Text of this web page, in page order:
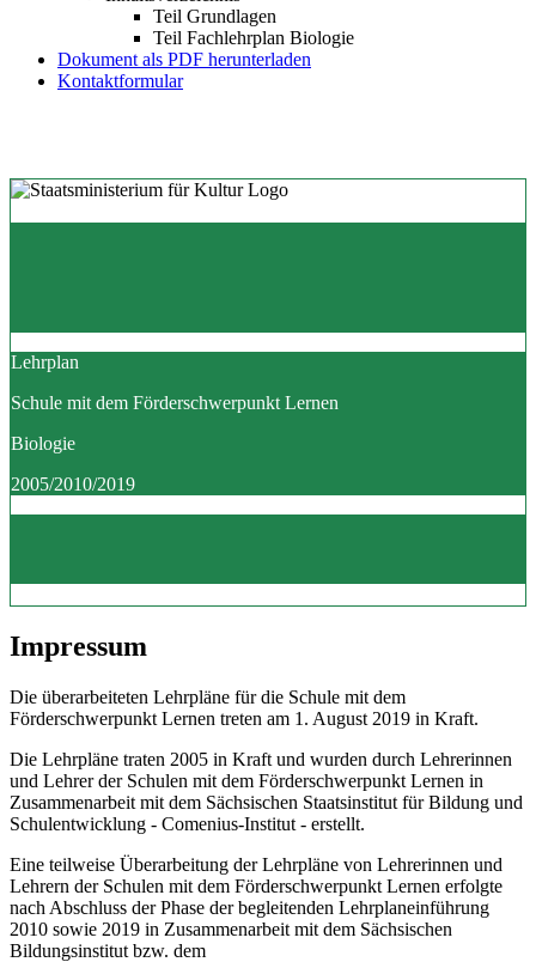
Teil Grundlagen
Teil Fachlehrplan Biologie
Dokument als PDF herunterladen
Kontaktformular
Lehrplan
Schule mit dem Förderschwerpunkt Lernen
Biologie
2005/2010/2019
Impressum
Die überarbeiteten Lehrpläne für die Schule mit dem
Förderschwerpunkt Lernen treten am 1. August 2019 in Kraft.
Die Lehrpläne traten 2005 in Kraft und wurden durch Lehrerinnen
und Lehrer der Schulen mit dem Förderschwerpunkt Lernen in
Zusammenarbeit mit dem Sächsischen Staatsinstitut für Bildung und
Schulentwicklung - Comenius-Institut - erstellt.
Eine teilweise Überarbeitung der Lehrpläne von Lehrerinnen und
Lehrern der Schulen mit dem Förderschwerpunkt Lernen erfolgte
nach Abschluss der Phase der begleitenden Lehrplaneinführung
2010 sowie 2019 in Zusammenarbeit mit dem Sächsischen
Bildungsinstitut bzw. dem